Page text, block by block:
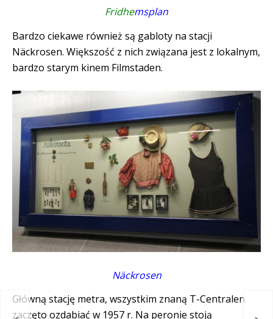
Fridhemsplan
Bardzo ciekawe również są gabloty na stacji
Näckrosen. Większość z nich związana jest z lokalnym,
bardzo starym kinem Filmstaden.
Näckrosen
Główną stację metra, wszystkim znaną T-Centralen
zaczęto ozdabiać w 1957 r. Na peronie stoją